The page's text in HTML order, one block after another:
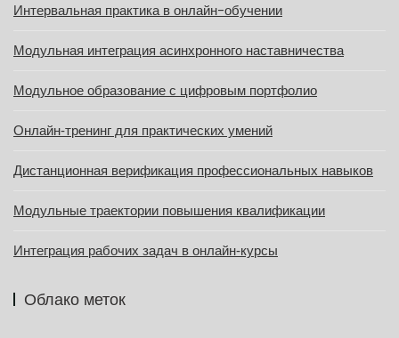
Интервальная практика в онлайн-обучении
Модульная интеграция асинхронного наставничества
Модульное образование с цифровым портфолио
Онлайн‑тренинг для практических умений
Дистанционная верификация профессиональных навыков
Модульные траектории повышения квалификации
Интеграция рабочих задач в онлайн‑курсы
Облако меток